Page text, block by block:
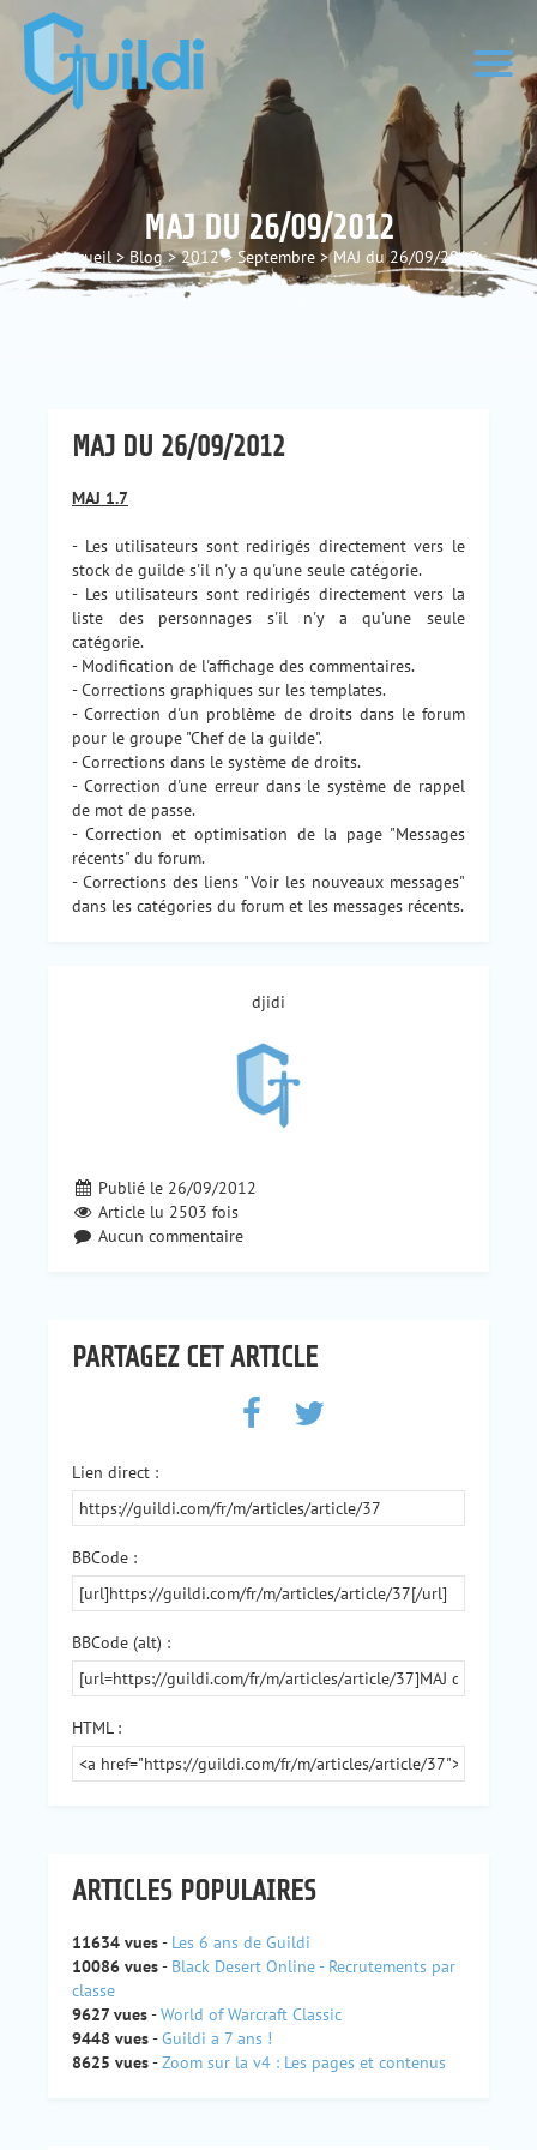
MAJ DU 26/09/2012
Accueil > Blog > 2012 > Septembre > MAJ du 26/09/2012
MAJ DU 26/09/2012
MAJ 1.7
- Les utilisateurs sont redirigés directement vers le
stock de guilde s'il n'y a qu'une seule catégorie.
- Les utilisateurs sont redirigés directement vers la
liste des personnages s'il n'y a qu'une seule
catégorie.
- Modification de l'affichage des commentaires.
- Corrections graphiques sur les templates.
- Correction d'un problème de droits dans le forum
pour le groupe "Chef de la guilde".
- Corrections dans le système de droits.
- Correction d'une erreur dans le système de rappel
de mot de passe.
- Correction et optimisation de la page "Messages
récents" du forum.
- Corrections des liens "Voir les nouveaux messages"
dans les catégories du forum et les messages récents.
djidi
Publié le 26/09/2012
Article lu 2503 fois
Aucun commentaire
PARTAGEZ CET ARTICLE
Lien direct :
BBCode :
BBCode (alt) :
HTML :
ARTICLES POPULAIRES
11634 vues- Les 6 ans de Guildi
10086 vues- Black Desert Online - Recrutements par
classe
9627 vues-World of Warcraft Classic
9448 vues-Guildi a 7 ans !
8625 vues-Zoom sur la v4 : Les pages et contenus